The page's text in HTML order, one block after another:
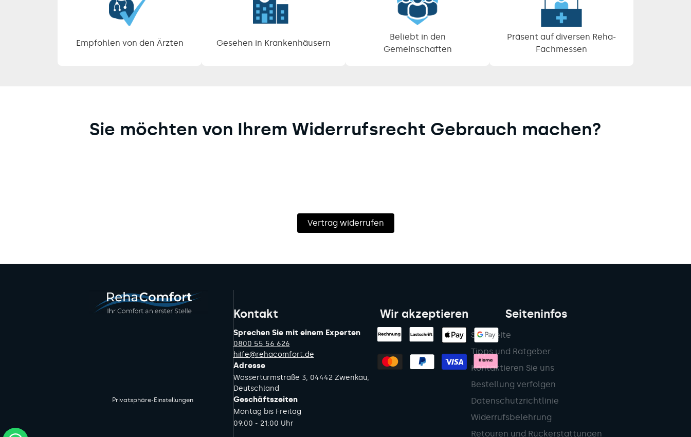
Empfohlen von den Ärzten Gesehen in Krankenhäusern
Beliebt in den
Gemeinschaften
Präsent auf diversen Reha-
Fachmessen
Sie möchten von Ihrem Widerrufsrecht Gebrauch machen?
Vertrag widerrufen
Privatsphäre-Einstellungen
Kontakt
Sprechen Sie mit einem Experten
0800 55 56 626
hilfe@rehacomfort.de
Adresse
Wasserturmstraße 3, 04442 Zwenkau,
Deutschland
Geschäftszeiten
Montag bis Freitag
09:00 - 21:00 Uhr
Wir akzeptieren Seiteninfos
Startseite
Tipps und Ratgeber
Kontaktieren Sie uns
Bestellung verfolgen
Datenschutzrichtlinie
Widerrufsbelehrung
Retouren und Rückerstattungen